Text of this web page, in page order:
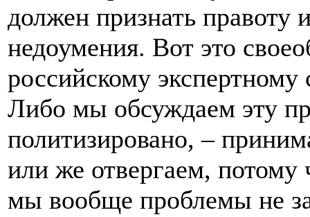
должен признать правоту
недоумения. Вот это
российскому
Либо мы обсуждаем эту
политизировано, –
или же отвергаем,
мы вообще проблемы не